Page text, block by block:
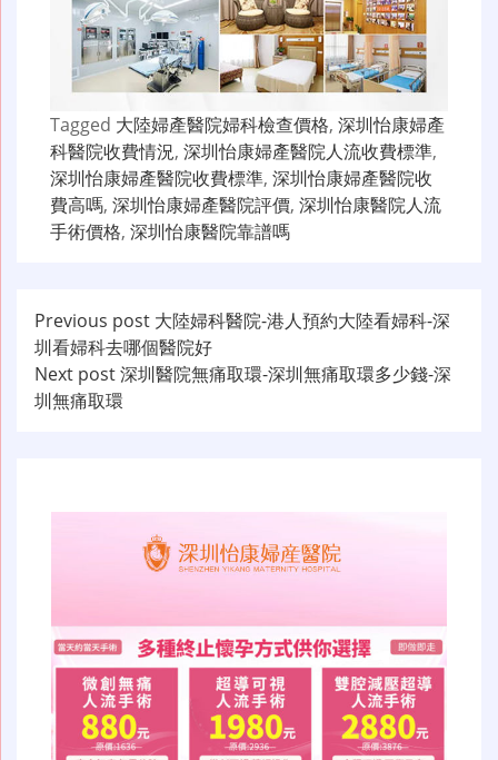
Tagged 大陸婦產醫院婦科檢查價格, 深圳怡康婦產
科醫院收費情況, 深圳怡康婦產醫院人流收費標準,
深圳怡康婦產醫院收費標準, 深圳怡康婦產醫院收
費高嗎, 深圳怡康婦產醫院評價, 深圳怡康醫院人流
手術價格, 深圳怡康醫院靠譜嗎
文
章
导
Previous post 大陸婦科醫院-港人預約大陸看婦科-深
圳看婦科去哪個醫院好
Next post深圳醫院無痛取環-深圳無痛取環多少錢-深
圳無痛取環